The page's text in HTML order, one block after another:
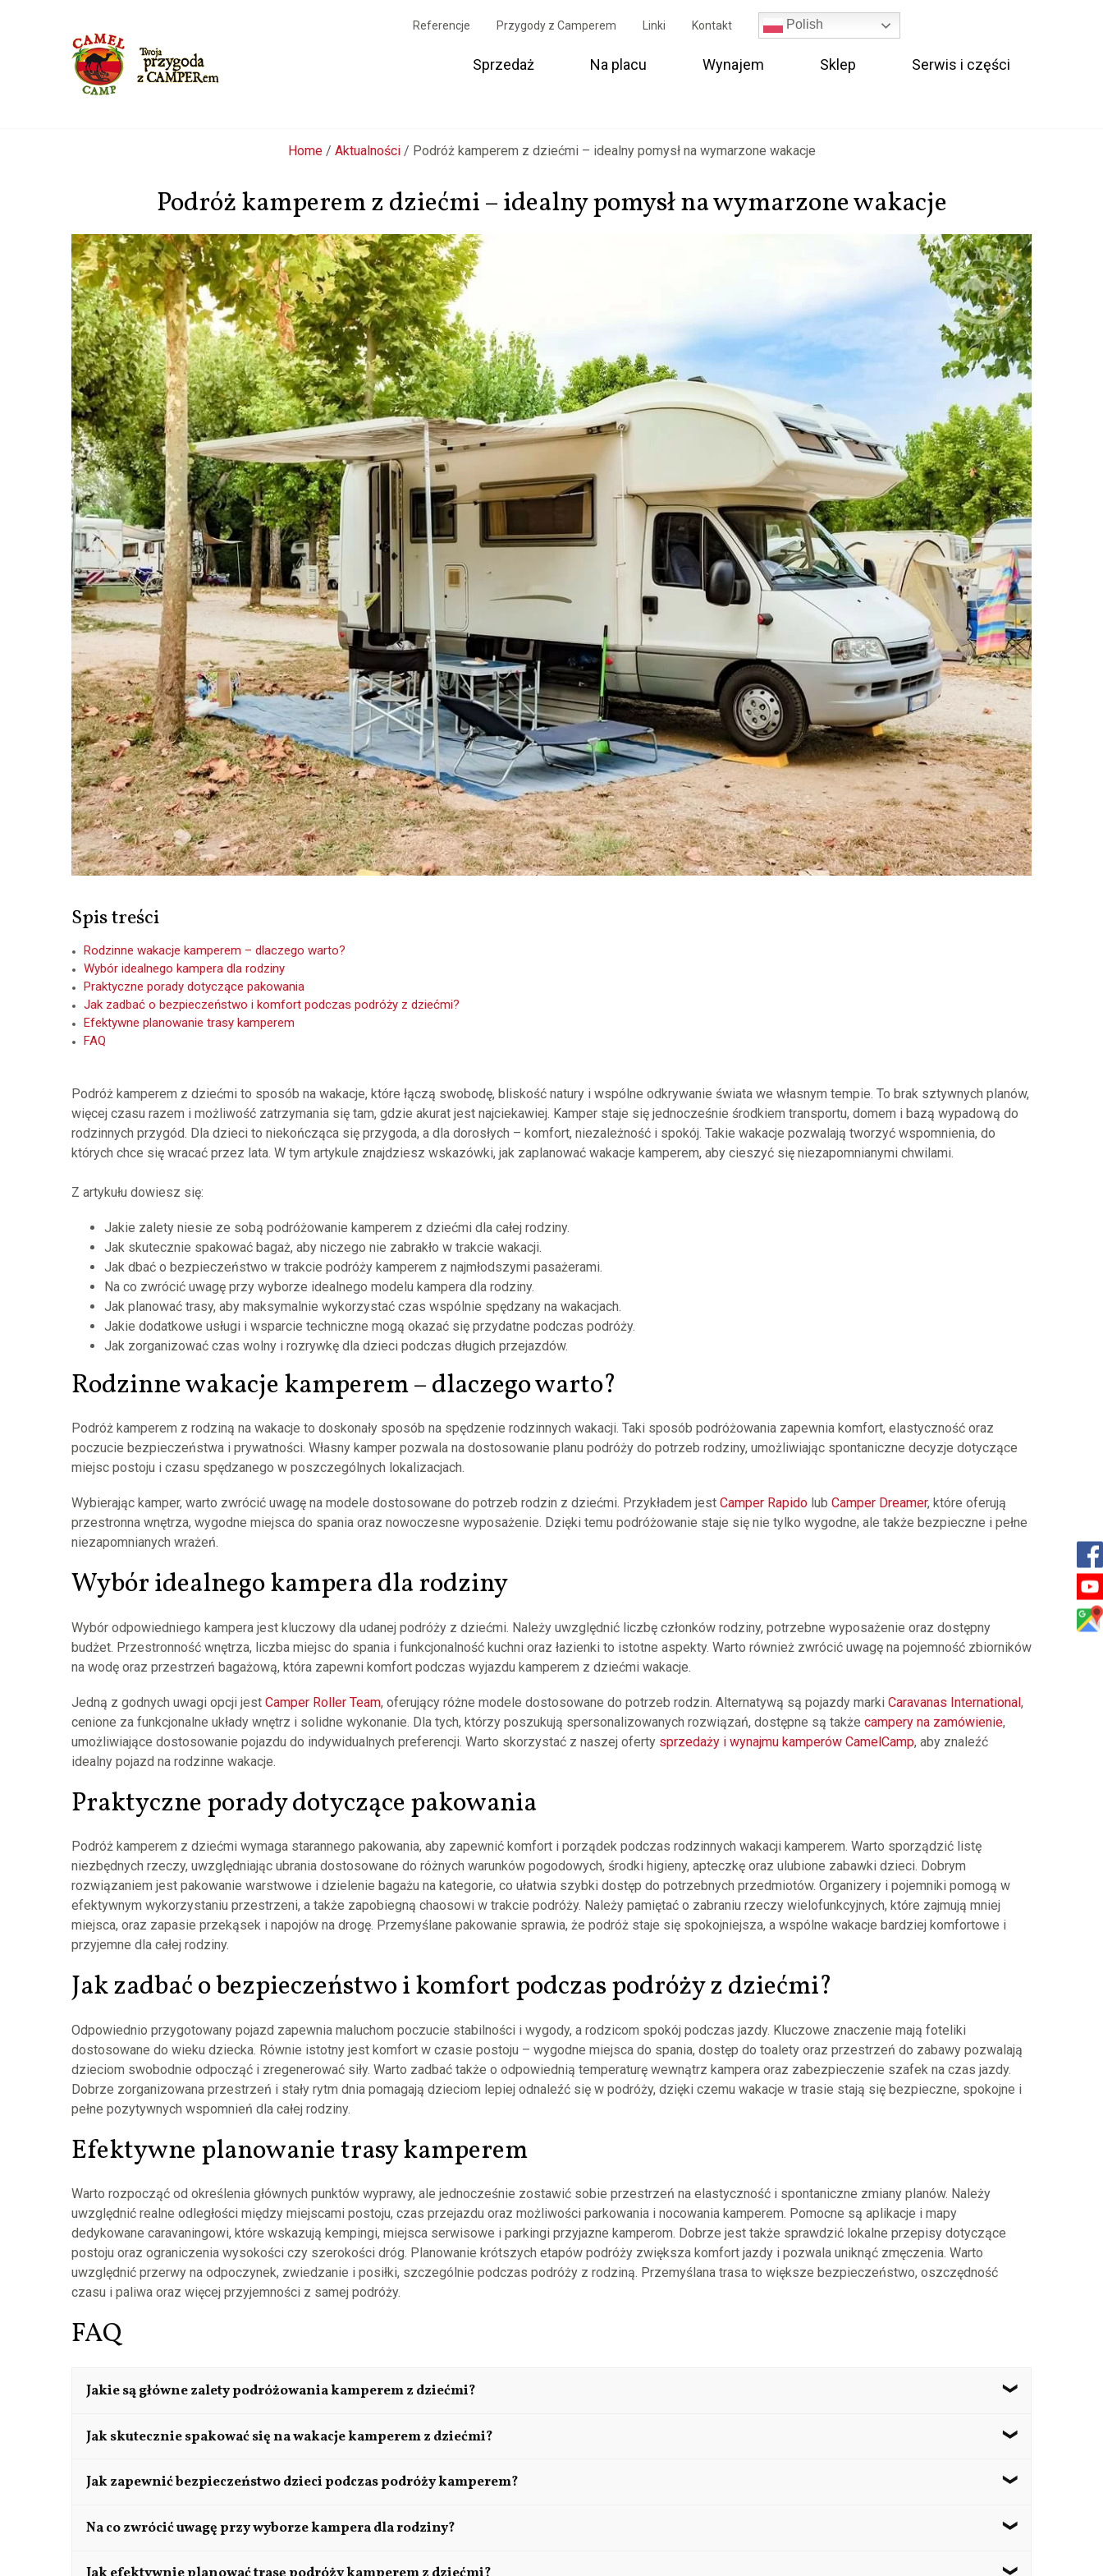
Sprzedaż Na placu Wynajem Sklep Serwis i części
Referencje Przygody z Camperem Linki Kontakt Polish
Home/ Aktualności/ Podróż kamperem z dziećmi – idealny pomysł na wymarzone wakacje
Podróż kamperem z dziećmi – idealny pomysł na wymarzone wakacje
Spis treści
Rodzinne wakacje kamperem – dlaczego warto?
Wybór idealnego kampera dla rodziny
Praktyczne porady dotyczące pakowania
Jak zadbać o bezpieczeństwo i komfort podczas podróży z dziećmi?
Efektywne planowanie trasy kamperem
FAQ
Podróż kamperem z dziećmi to sposób na wakacje, które łączą swobodę, bliskość natury i wspólne odkrywanie świata we własnym tempie. To brak sztywnych planów,
więcej czasu razem i możliwość zatrzymania się tam, gdzie akurat jest najciekawiej. Kamper staje się jednocześnie środkiem transportu, domem i bazą wypadową do
rodzinnych przygód. Dla dzieci to niekończąca się przygoda, a dla dorosłych – komfort, niezależność i spokój. Takie wakacje pozwalają tworzyć wspomnienia, do
których chce się wracać przez lata. W tym artykule znajdziesz wskazówki, jak zaplanować wakacje kamperem, aby cieszyć się niezapomnianymi chwilami.
Z artykułu dowiesz się:
Jakie zalety niesie ze sobą podróżowanie kamperem z dziećmi dla całej rodziny.
Jak skutecznie spakować bagaż, aby niczego nie zabrakło w trakcie wakacji.
Jak dbać o bezpieczeństwo w trakcie podróży kamperem z najmłodszymi pasażerami.
Na co zwrócić uwagę przy wyborze idealnego modelu kampera dla rodziny.
Jak planować trasy, aby maksymalnie wykorzystać czas wspólnie spędzany na wakacjach.
Jakie dodatkowe usługi i wsparcie techniczne mogą okazać się przydatne podczas podróży.
Jak zorganizować czas wolny i rozrywkę dla dzieci podczas długich przejazdów.
Rodzinne wakacje kamperem – dlaczego warto?
Podróż kamperem z rodziną na wakacje to doskonały sposób na spędzenie rodzinnych wakacji. Taki sposób podróżowania zapewnia komfort, elastyczność oraz
poczucie bezpieczeństwa i prywatności. Własny kamper pozwala na dostosowanie planu podróży do potrzeb rodziny, umożliwiając spontaniczne decyzje dotyczące
miejsc postoju i czasu spędzanego w poszczególnych lokalizacjach.
Wybierając kamper, warto zwrócić uwagę na modele dostosowane do potrzeb rodzin z dziećmi. Przykładem jest Camper Rapido lub Camper Dreamer, które oferują
przestronna wnętrza, wygodne miejsca do spania oraz nowoczesne wyposażenie. Dzięki temu podróżowanie staje się nie tylko wygodne, ale także bezpieczne i pełne
niezapomnianych wrażeń.
Wybór idealnego kampera dla rodziny
Wybór odpowiedniego kampera jest kluczowy dla udanej podróży z dziećmi. Należy uwzględnić liczbę członków rodziny, potrzebne wyposażenie oraz dostępny
budżet. Przestronność wnętrza, liczba miejsc do spania i funkcjonalność kuchni oraz łazienki to istotne aspekty. Warto również zwrócić uwagę na pojemność zbiorników
na wodę oraz przestrzeń bagażową, która zapewni komfort podczas wyjazdu kamperem z dziećmi wakacje.
Jedną z godnych uwagi opcji jest Camper Roller Team, oferujący różne modele dostosowane do potrzeb rodzin. Alternatywą są pojazdy marki Caravanas International,
cenione za funkcjonalne układy wnętrz i solidne wykonanie. Dla tych, którzy poszukują spersonalizowanych rozwiązań, dostępne są także campery na zamówienie,
umożliwiające dostosowanie pojazdu do indywidualnych preferencji. Warto skorzystać z naszej oferty sprzedaży i wynajmu kamperów CamelCamp, aby znaleźć
idealny pojazd na rodzinne wakacje.
Praktyczne porady dotyczące pakowania
Podróż kamperem z dziećmi wymaga starannego pakowania, aby zapewnić komfort i porządek podczas rodzinnych wakacji kamperem. Warto sporządzić listę
niezbędnych rzeczy, uwzględniając ubrania dostosowane do różnych warunków pogodowych, środki higieny, apteczkę oraz ulubione zabawki dzieci. Dobrym
rozwiązaniem jest pakowanie warstwowe i dzielenie bagażu na kategorie, co ułatwia szybki dostęp do potrzebnych przedmiotów. Organizery i pojemniki pomogą w
efektywnym wykorzystaniu przestrzeni, a także zapobiegną chaosowi w trakcie podróży. Należy pamiętać o zabraniu rzeczy wielofunkcyjnych, które zajmują mniej
miejsca, oraz zapasie przekąsek i napojów na drogę. Przemyślane pakowanie sprawia, że podróż staje się spokojniejsza, a wspólne wakacje bardziej komfortowe i
przyjemne dla całej rodziny.
Jak zadbać o bezpieczeństwo i komfort podczas podróży z dziećmi?
Odpowiednio przygotowany pojazd zapewnia maluchom poczucie stabilności i wygody, a rodzicom spokój podczas jazdy. Kluczowe znaczenie mają foteliki
dostosowane do wieku dziecka. Równie istotny jest komfort w czasie postoju – wygodne miejsca do spania, dostęp do toalety oraz przestrzeń do zabawy pozwalają
dzieciom swobodnie odpocząć i zregenerować siły. Warto zadbać także o odpowiednią temperaturę wewnątrz kampera oraz zabezpieczenie szafek na czas jazdy.
Dobrze zorganizowana przestrzeń i stały rytm dnia pomagają dzieciom lepiej odnaleźć się w podróży, dzięki czemu wakacje w trasie stają się bezpieczne, spokojne i
pełne pozytywnych wspomnień dla całej rodziny.
Efektywne planowanie trasy kamperem
Warto rozpocząć od określenia głównych punktów wyprawy, ale jednocześnie zostawić sobie przestrzeń na elastyczność i spontaniczne zmiany planów. Należy
uwzględnić realne odległości między miejscami postoju, czas przejazdu oraz możliwości parkowania i nocowania kamperem. Pomocne są aplikacje i mapy
dedykowane caravaningowi, które wskazują kempingi, miejsca serwisowe i parkingi przyjazne kamperom. Dobrze jest także sprawdzić lokalne przepisy dotyczące
postoju oraz ograniczenia wysokości czy szerokości dróg. Planowanie krótszych etapów podróży zwiększa komfort jazdy i pozwala uniknąć zmęczenia. Warto
uwzględnić przerwy na odpoczynek, zwiedzanie i posiłki, szczególnie podczas podróży z rodziną. Przemyślana trasa to większe bezpieczeństwo, oszczędność
czasu i paliwa oraz więcej przyjemności z samej podróży.
FAQ
Jakie są główne zalety podróżowania kamperem z dziećmi?
Podróżowanie kamperem z dziećmi oferuje komfort, elastyczność oraz poczucie bezpieczeństwa i prywatności. Własny kamper pozwala na dostosowanie planu
Jak skutecznie spakować się na wakacje kamperem z dziećmi?
Warto sporządzić listę niezbędnych rzeczy, uwzględniając ubrania dostosowane do różnych warunków pogodowych, środki higieny, apteczkę oraz ulubione
Jak zapewnić bezpieczeństwo dzieci podczas podróży kamperem?
Przed wyruszeniem w trasę należy upewnić się, że wszystkie elementy wyposażenia są odpowiednio zabezpieczone, a szafki i schowki zamknięte, aby uniknąć
Na co zwrócić uwagę przy wyborze kampera dla rodziny?
Należy uwzględnić liczbę członków rodziny, potrzebne wyposażenie oraz dostępny budżet. Przestronność wnętrza, liczba miejsc do spania i funkcjonalność